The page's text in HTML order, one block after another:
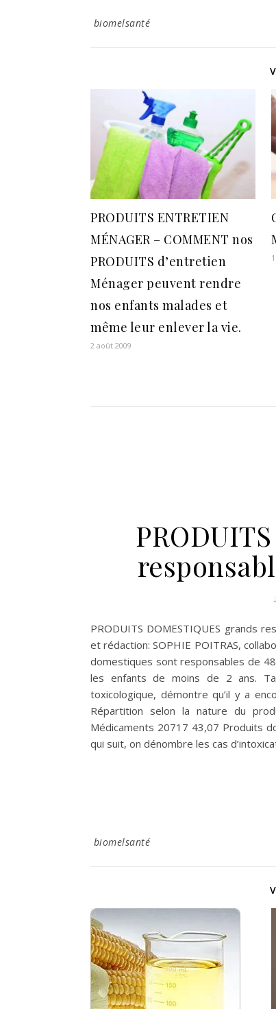
biomelsanté
PRODUITS ENTRETIEN
MÉNAGER – COMMENT nos
PRODUITS d’entretien
Ménager peuvent rendre
nos enfants malades et
même leur enlever la vie.
2 août 2009
PRODUITS DOMESTIQUES grands
et rédaction: SOPHIE POITRAS,
domestiques sont responsables de
les enfants de moins de 2 ans.
toxicologique, démontre qu’il y a
Répartition selon la nature du
Médicaments 20717 43,07 Produits
qui suit, on dénombre les cas
biomelsanté